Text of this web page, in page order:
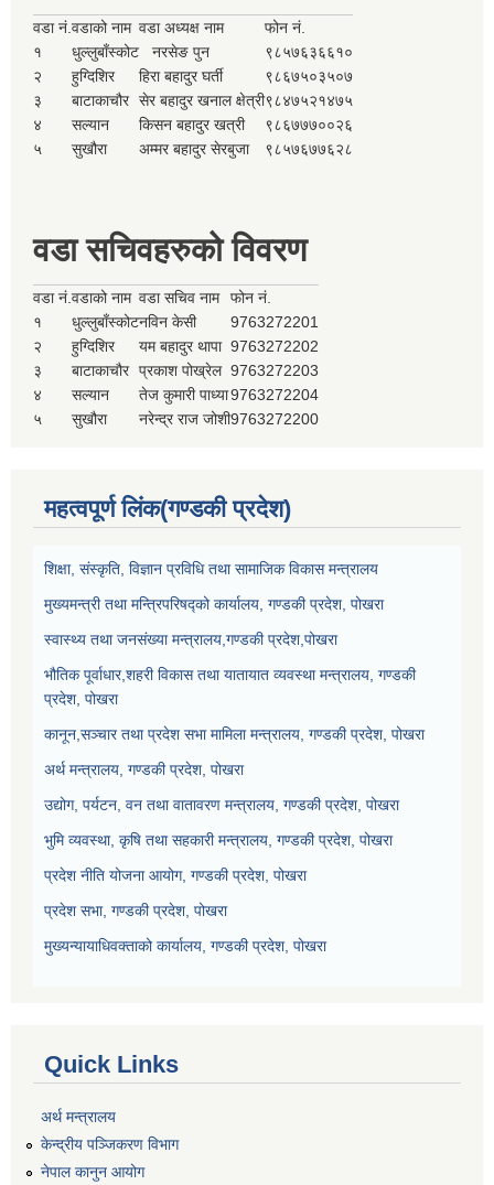
वडा नं.वडाको नाम वडा अध्यक्ष नाम
फोन नं.
१
धुल्लुबाँस्कोट नरसेङ पुन
९८५७६३६६१०
२
हुग्दिशिर हिरा बहादुर घर्ती
९८६७५०३५०७
३
बाटाकाचौर सेर बहादुर खनाल क्षेत्री९८४७५२१४७५
४
सल्यान किसन बहादुर खत्री
९८६७७७००२६
५
सुखौरा अम्मर बहादुर सेरबुजा ९८५७६७७६२८
वडा सचिवहरुको विवरण
वडा नं.वडाको नाम वडा सचिव नाम
फोन नं.
१
धुल्लुबाँस्कोटनविन केसी
9763272201
२
हुग्दिशिर यम बहादुर थापा 9763272202
३
बाटाकाचौर प्रकाश पोख्रेल 9763272203
४
सल्यान तेज कुमारी पाध्या9763272204
५
सुखौरा नरेन्द्र राज जोशी9763272200
महत्वपूर्ण लिंक(गण्डकी प्रदेश)
शिक्षा, संस्कृति, विज्ञान प्रविधि तथा सामाजिक विकास मन्त्रालय
मुख्यमन्त्री तथा मन्त्रिपरिषद्को कार्यालय, गण्डकी प्रदेश, पोखरा
स्वास्थ्य तथा जनसंख्या मन्त्रालय,गण्डकी प्रदेश,पोखरा
भौतिक पूर्वाधार,शहरी विकास तथा यातायात व्यवस्था मन्त्रालय, गण्डकी
प्रदेश, पोखरा
कानून,सञ्चार तथा प्रदेश सभा मामिला मन्त्रालय, गण्डकी प्रदेश, पोखरा
अर्थ मन्त्रालय, गण्डकी प्रदेश, पोखरा
उद्योग, पर्यटन, वन तथा वातावरण मन्त्रालय, गण्डकी प्रदेश, पोखरा
भुमि व्यवस्था, कृषि तथा सहकारी मन्त्रालय, गण्डकी प्रदेश, पोखरा
प्रदेश नीति योजना आयोग, गण्डकी प्रदेश, पोखरा
प्रदेश सभा, गण्डकी प्रदेश, पोखरा
मुख्यन्यायाधिवक्ताको कार्यालय, गण्डकी प्रदेश, पोखरा
Quick Links
अर्थ मन्त्रालय
केन्द्रीय पञ्जिकरण विभाग
नेपाल कानुन आयोग